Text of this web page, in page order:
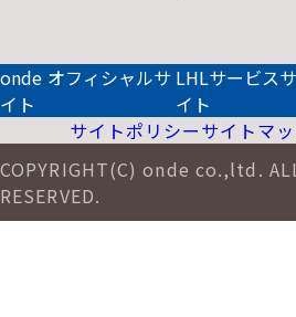
onde オフィシャルサ
イト
LHLサービスサ
イト
サイトポリシーサイトマ
COPYRIGHT(C) onde co.,ltd.
RESERVED.